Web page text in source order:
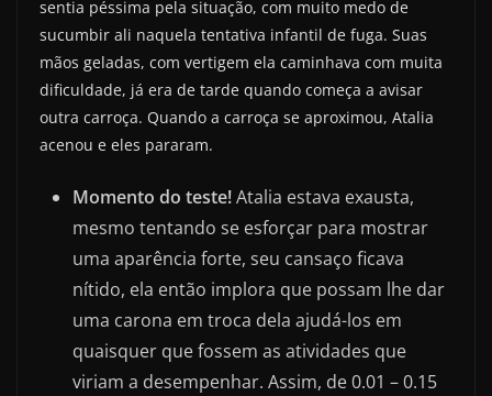
sentia péssima pela situação, com muito medo de
sucumbir ali naquela tentativa infantil de fuga. Suas
mãos geladas, com vertigem ela caminhava com muita
dificuldade, já era de tarde quando começa a avisar
outra carroça. Quando a carroça se aproximou, Atalia
acenou e eles pararam.
Momento do teste!Atalia estava exausta,
mesmo tentando se esforçar para mostrar
uma aparência forte, seu cansaço ficava
nítido, ela então implora que possam lhe dar
uma carona em troca dela ajudá-los em
quaisquer que fossem as atividades que
viriam a desempenhar. Assim, de 0.01 – 0.15